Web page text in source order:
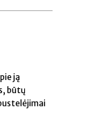
ją
būtų